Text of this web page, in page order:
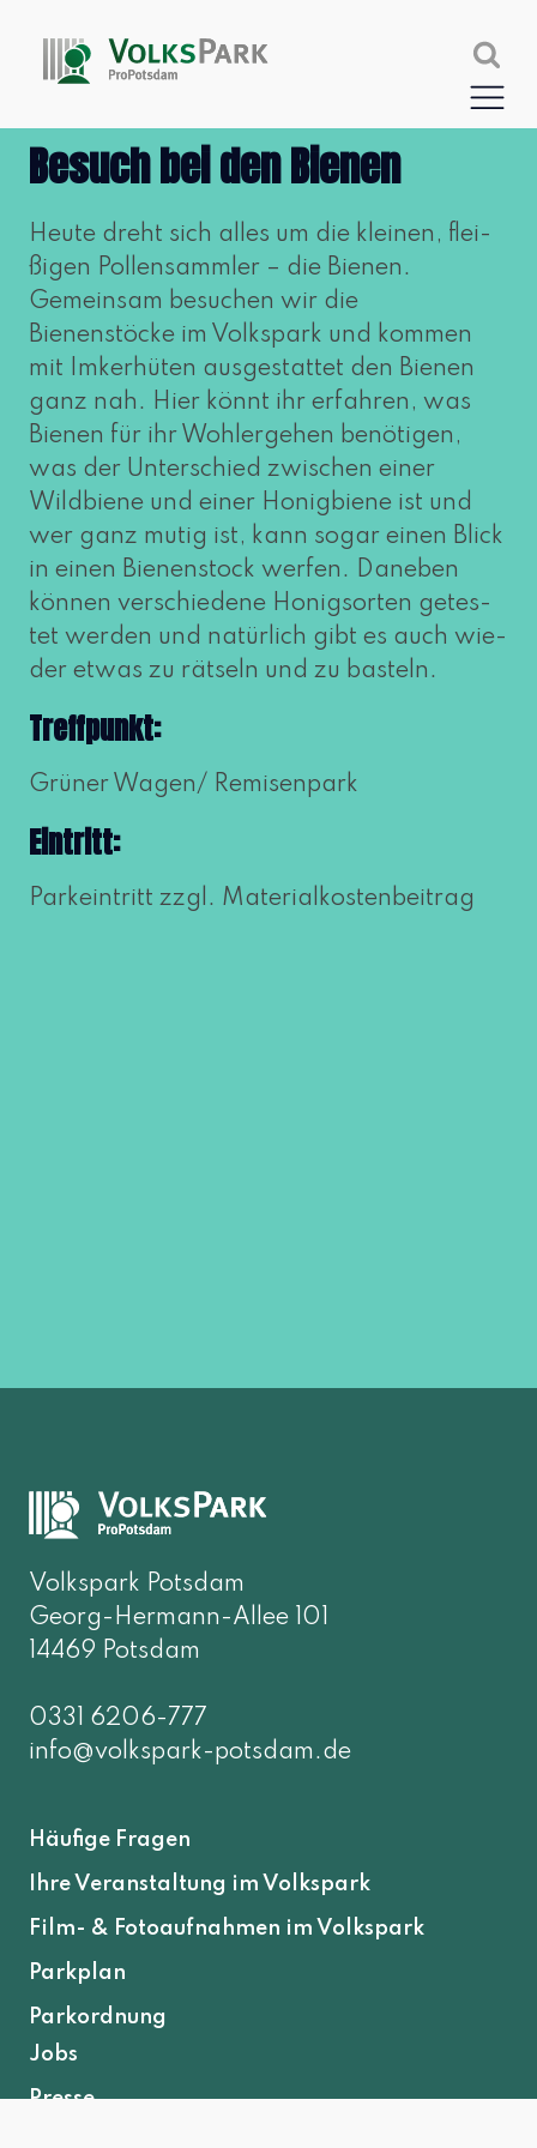
Besuch bei den Bienen
Heute dreht sich alles um die klei­nen, flei­
ßi­gen Pollensammler – die Bienen.
Gemeinsam besu­chen wir die
Bienenstöcke im Volkspark und kom­men
mit Imkerhüten aus­ge­stat­tet den Bienen
ganz nah. Hier könnt ihr erfah­ren, was
Bienen für ihr Wohlergehen benö­ti­gen,
was der Unterschied zwi­schen einer
Wildbiene und einer Honigbiene ist und
wer ganz mutig ist, kann sogar einen Blick
in einen Bienenstock wer­fen. Daneben
kön­nen ver­schie­de­ne Honigsorten getes­
tet wer­den und natür­lich gibt es auch wie­
der etwas zu rät­seln und zu basteln.
Treffpunkt:
Grüner Wagen/ Remisenpark
Eintritt:
Parkeintritt zzgl. Materialkostenbeitrag
Volkspark Potsdam
Georg-Hermann-Allee 101
14469 Potsdam
0331 6206-777
info@volkspark-potsdam.de
Häufige Fragen
Ihre Veranstaltung im Volkspark
Film- & Fotoaufnahmen im Volkspark
Parkplan
Parkordnung
Jobs
Presse